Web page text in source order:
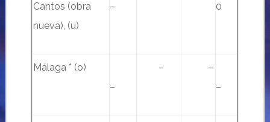
Cantos (obra
nueva), (u)
–
0
Málaga * (o)
–
–
–
–